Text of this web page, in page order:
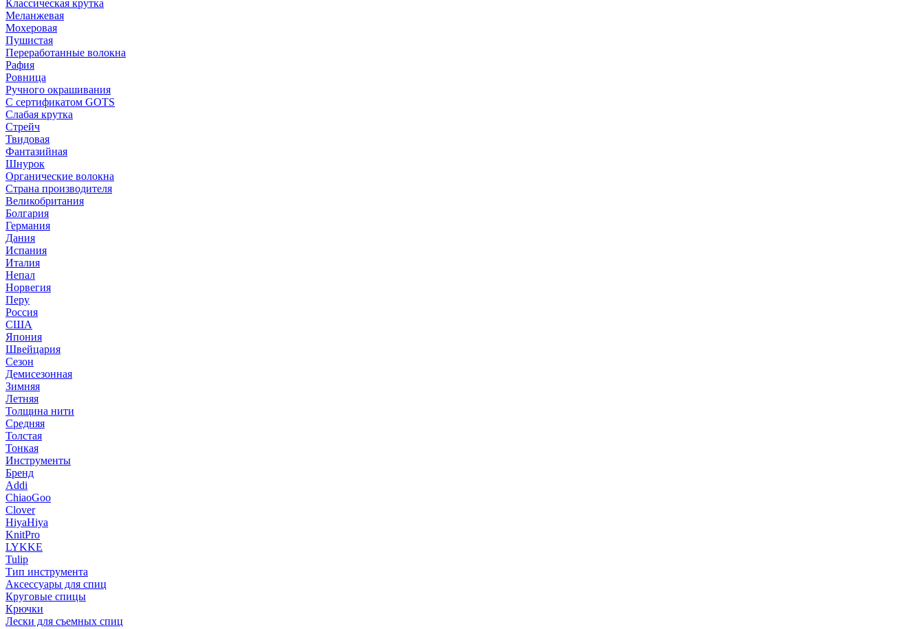
Классическая крутка
Меланжевая
Мохеровая
Пушистая
Переработанные волокна
Рафия
Ровница
Ручного окрашивания
С сертификатом GOTS
Слабая крутка
Стрейч
Твидовая
Фантазийная
Шнурок
Органические волокна
Страна производителя
Великобритания
Болгария
Германия
Дания
Испания
Италия
Непал
Норвегия
Перу
Россия
США
Япония
Швейцария
Сезон
Демисезонная
Зимняя
Летняя
Толщина нити
Средняя
Толстая
Тонкая
Инструменты
Бренд
Addi
ChiaoGoo
Clover
HiyaHiya
KnitPro
LYKKE
Tulip
Тип инструмента
Аксессуары для спиц
Круговые спицы
Крючки
Лески для съемных спиц